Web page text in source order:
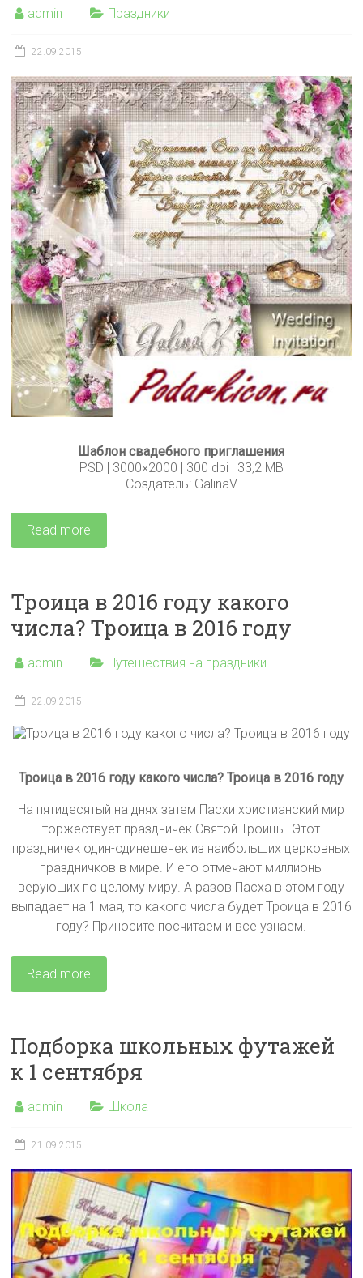
admin Праздники
22.09.2015
Шаблон свадебного приглашения
PSD | 3000×2000 | 300 dpi | 33,2 MB
Создатель: GalinaV
Read more
Троица в 2016 году какого
числа? Троица в 2016 году
admin Путешествия на праздники
22.09.2015
Троица в 2016 году какого числа? Троица в 2016 году
На пятидесятый на днях затем Пасхи христианский мир
торжествует праздничек Святой Троицы. Этот
праздничек один-одинешенек из наибольших церковных
праздничков в мире. И его отмечают миллионы
верующих по целому миру. А разов Пасха в этом году
выпадает на 1 мая, то какого числа будет Троица в 2016
году? Приносите посчитаем и все узнаем.
Read more
Подборка школьных футажей
к 1 сентября
admin Школа
21.09.2015